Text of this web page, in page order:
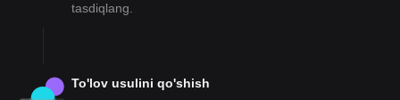
tasdiqlang.
To'lov usulini qo'shish